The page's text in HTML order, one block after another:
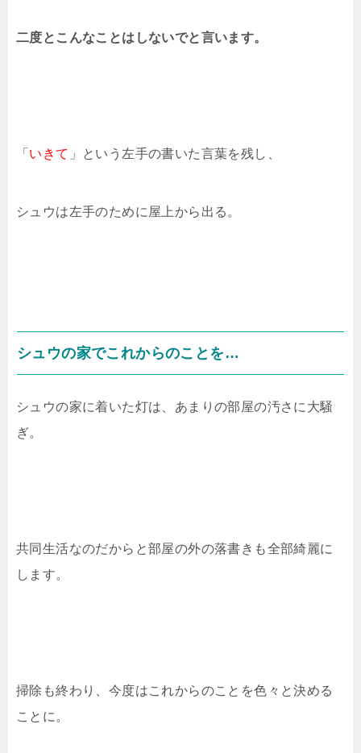
二度とこんなことはしないでと言います。
「 いきて 」という左手の書いた言葉を残し、
シュウは左手のために屋上から出る。
シュウの家でこれからのことを…
シュウの家に着いた灯は、あまりの部屋の汚さに大騒
ぎ。
共同生活なのだからと部屋の外の落書きも全部綺麗に
します。
掃除も終わり、今度はこれからのことを色々と決める
ことに。